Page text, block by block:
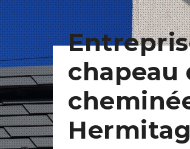
chapeau